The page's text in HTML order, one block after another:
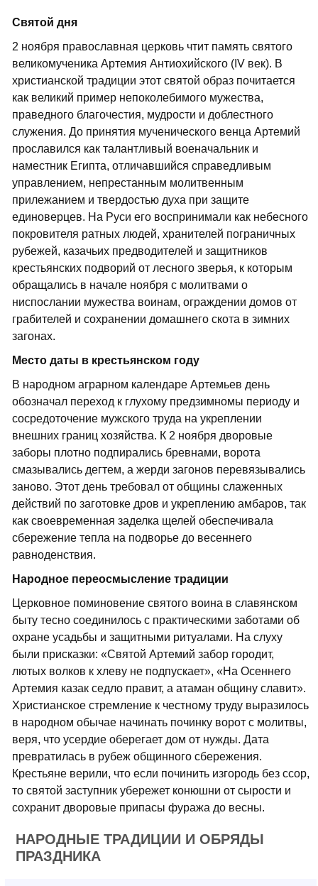
Святой дня
2 ноября православная церковь чтит память святого
великомученика Артемия Антиохийского (IV век). В
христианской традиции этот святой образ почитается
как великий пример непоколебимого мужества,
праведного благочестия, мудрости и доблестного
служения. До принятия мученического венца Артемий
прославился как талантливый военачальник и
наместник Египта, отличавшийся справедливым
управлением, непрестанным молитвенным
прилежанием и твердостью духа при защите
единоверцев. На Руси его воспринимали как небесного
покровителя ратных людей, хранителей пограничных
рубежей, казачьих предводителей и защитников
крестьянских подворий от лесного зверья, к которым
обращались в начале ноября с молитвами о
ниспослании мужества воинам, ограждении домов от
грабителей и сохранении домашнего скота в зимних
загонах.
Место даты в крестьянском году
В народном аграрном календаре Артемьев день
обозначал переход к глухому предзимномы периоду и
сосредоточение мужского труда на укреплении
внешних границ хозяйства. К 2 ноября дворовые
заборы плотно подпирались бревнами, ворота
смазывались дегтем, а жерди загонов перевязывались
заново. Этот день требовал от общины слаженных
действий по заготовке дров и укреплению амбаров, так
как своевременная заделка щелей обеспечивала
сбережение тепла на подворье до весеннего
равноденствия.
Народное переосмысление традиции
Церковное поминовение святого воина в славянском
быту тесно соединилось с практическими заботами об
охране усадьбы и защитными ритуалами. На слуху
были присказки: «Святой Артемий забор городит,
лютых волков к хлеву не подпускает», «На Осеннего
Артемия казак седло правит, а атаман общину славит».
Христианское стремление к честному труду выразилось
в народном обычае начинать починку ворот с молитвы,
веря, что усердие оберегает дом от нужды. Дата
превратилась в рубеж общинного сбережения.
Крестьяне верили, что если починить изгородь без ссор,
то святой заступник убережет конюшни от сырости и
сохранит дворовые припасы фуража до весны.
НАРОДНЫЕ ТРАДИЦИИ И ОБРЯДЫ
ПРАЗДНИКА